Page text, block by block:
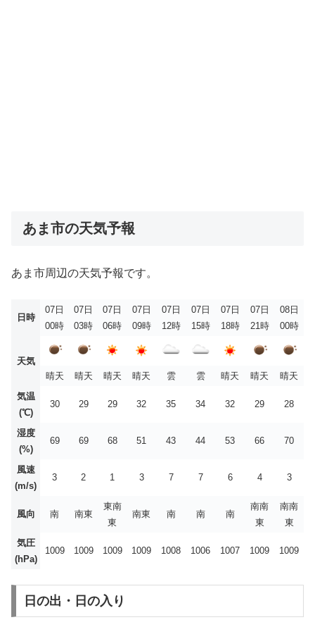
あま市の天気予報
あま市周辺の天気予報です。
日時
07日
00時
07日
03時
07日
06時
07日
09時
07日
12時
07日
15時
07日
18時
07日
21時
08日
00時
天気
晴天
晴天 晴天 晴天 雲 雲 晴天 晴天
晴天
気温
(℃)
30 29 29 32 35 34 32 29 28
湿度
(%)
69 69 68 51 43 44 53 66 70
風速
(m/s)
3 2 1 3 7 7 6 4 3
風向 南 南東
東南
東
南東 南 南 南
南南
東
南南
東
気圧
(hPa)
1009 1009 1009 1009 1008 1006 1007 1009 1009
日の出・日の入り